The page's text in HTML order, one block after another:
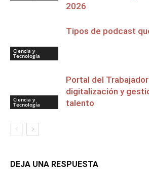
2026
Ciencia y
Tecnología
Tipos de podcast
Ciencia y
Tecnología
Portal del
digitalización y
talento
DEJA UNA RESPUESTA